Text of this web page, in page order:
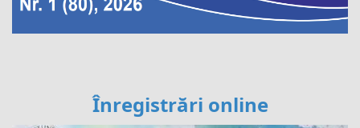
Înregistrări online